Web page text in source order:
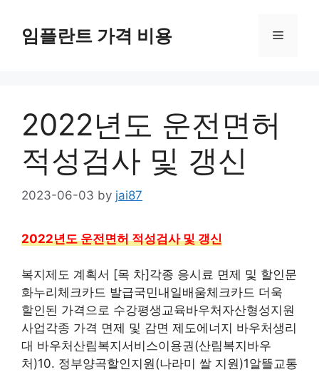
content임플란트 가격 비용 Menu
2022년도 운전면허
적성검사 및 갱신
2023-06-03 by jai87
2022년도 운전면허 적성검사 및 갱신
복지제도 계획서 [목 차]각종 응시료 면제 및 할인문
화누리체크카드 발급국민내일배움체크카드 더욱
할인된 가격으로 수강평생교육바우처자산형성지원
사업각종 가격 면제 및 감면 제도에너지 바우처생리
대 바우처산림복지서비스이용권(산림복지바우
처)10. 정부양곡할인지원(나라미 쌀 지원)1알뜰교통